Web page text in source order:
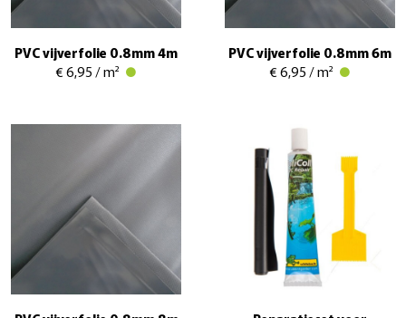
PVC vijverfolie 0.8mm 4m
€ 6,95 / m²
PVC vijverfolie 0.8mm 6m
€ 6,95 / m²